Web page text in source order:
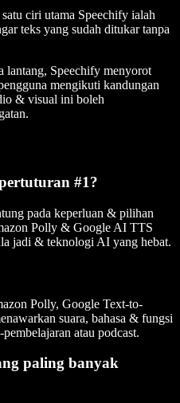
satu ciri utama Speechify ialah
teks yang sudah ditukar tanpa
lantang, Speechify menyorot
mengikuti kandungan
& visual ini boleh
#1?
pada keperluan & pilihan
Polly & Google AI TTS
jadi & teknologi AI yang hebat.
Polly, Google Text-to-
suara, bahasa & fungsi
atau podcast.
paling banyak